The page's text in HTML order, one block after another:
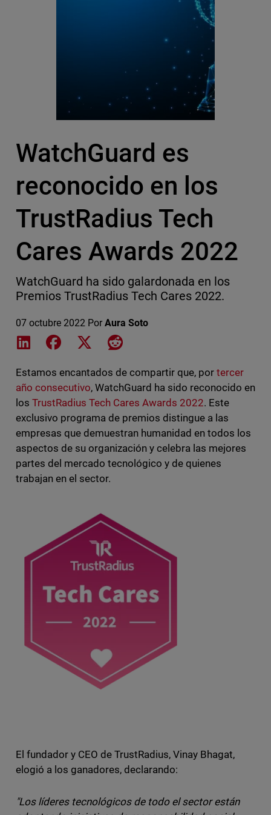
WatchGuard es
reconocido en los
TrustRadius Tech
Cares Awards 2022
WatchGuard ha sido galardonada en los
Premios TrustRadius Tech Cares 2022.
07 octubre 2022 Por Aura Soto
Share on LinkedIn
Share on Facebook
Share on XShare on Reddit
Estamos encantados de compartir que, portercer
año consecutivo, WatchGuard ha sido reconocido en
los TrustRadius Tech Cares Awards 2022. Este
exclusivo programa de premios distingue a las
empresas que demuestran humanidad en todos los
aspectos de su organización y celebra las mejores
partes del mercado tecnológico y de quienes
trabajan en el sector.
El fundador y CEO de TrustRadius, Vinay Bhagat,
elogió a los ganadores, declarando:
"Los líderes tecnológicos de todo el sector están